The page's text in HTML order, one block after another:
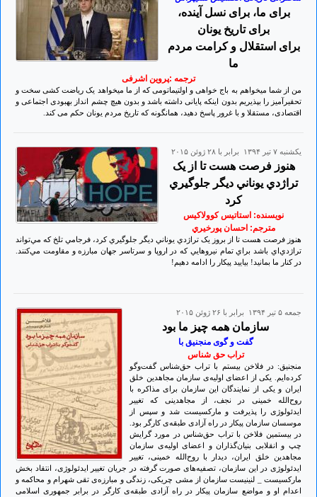
برای ما، برای نسل آینده،
برای تاریخ یونان
برای استقلال و کرامت مردم
ما
ترجمه :پروین اشرفی
من از شما میخواهم به باج خواهی و اولتیماتومی که از ما میخواهد یک ریاضت کشی سخت و
تحقیرآمیز را بپذیریم بدون اینکه پایانی داشته باشد و بدون هیچ چشم انداز بهبودی اجتماعی و
اقتصادی، مستقلا و با غرور پاسخ دهید، همانگونه که تاریخ مردم یونان حکم می کند.
يكشنبه ۷ تير ۱۳۹۴ برابر با ۲۸ ژوئن ۲۰۱۵
هنوز فرصت هست تا از يک
تراژدي يوناني ديگر جلوگيري
کرد
نویسنده: استاتيس کوولاکيس
مترجم: احسان پورخيري
هنوز فرصت هست تا از بروز يک تراژدي يوناني ديگر جلوگيري کرد، فرجامي تلخ که مي‌تواند
تراژدي‌اي باشد براي تمام نيروهايي که در اروپا و سرتاسر جهان مبارزه و مقاومت مي‌کنند.
در کنار ما بمانيد! بياييد پيکار را ادامه دهيم!
جمعه ۵ تير ۱۳۹۴ برابر با ۲۶ ژوئن ۲۰۱۵
سازمان همه چیز ما بود
گفت و گوی منجنیق با
تراب حق شناس
منجنیق: در فلاخن بیستم با تراب حق‌شناس گفت‌وگو
کرده‌ایم. یکی از اعضای اولیه‌ی سازمان مجاهدین خلق
ایران و یکی از نمایندگان این سازمان برای مذاکره با
روح‌الله خمینی در نجف، از مجاهدینی که تغییر
ایدئولوژی را پذیرفت و مارکسیست شد و سپس از
موسسان سازمان پیکار در راه آزادی طبقه‌ی کارگر بود.
در بیستمین فلاخن با تراب حق‌شناس در مورد گرایش
چپ و انقلابی بنیان‌گذاران و اعضای اولیه‌ی سازمان
مجاهدین خلق ایران، دیدار با روح‌الله خمینی، تغییر
ایدئولوژی در این سازمان، تصفیه‌های صورت گرفته در جریان تغییر ایدئولوژی، انتقاد بخش
مارکسیست _ لنینیست سازمان از مشی چریکی، زندگی و مبارزه‌ی تقی شهرام و محاکمه و
اعدام او و مواضع سازمان پیکار در راه آزادی طبقه‌ی کارگر در برابر جمهوری اسلامی